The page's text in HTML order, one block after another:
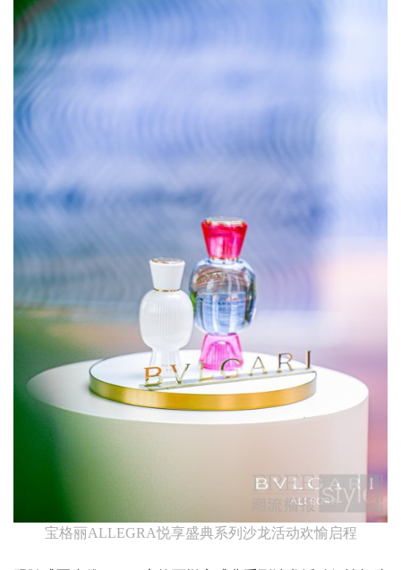
宝格丽ALLEGRA悦享盛典系列沙龙活动欢愉启程